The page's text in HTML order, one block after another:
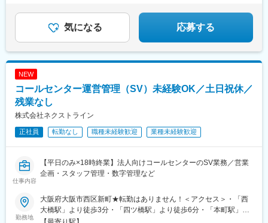
気になる 応募する
NEW
コールセンター運営管理（SV）未経験OK／土日祝休／
残業なし
株式会社ネクストライン
正社員 転勤なし 職種未経験歓迎 業種未経験歓迎
仕事内容
【平日のみ×18時終業】法人向けコールセンターのSV業務／営業
企画・スタッフ管理・数字管理など
勤務地
大阪府大阪市西区新町★転勤はありません！＜アクセス＞・「西
大橋駅」より徒歩3分・「四ツ橋駅」より徒歩6分・「本町駅」よ
り徒歩8分※U・Iターン歓迎▼勤務地詳細本社／大阪府大阪市西区